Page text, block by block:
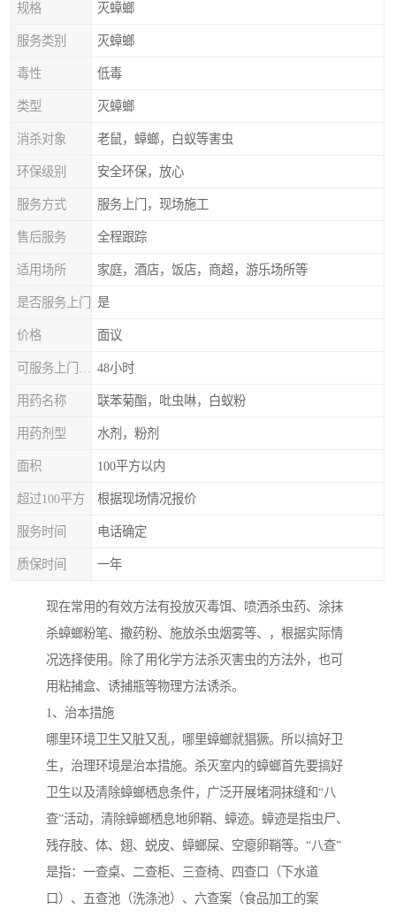
规格 灭蟑螂
服务类别 灭蟑螂
毒性 低毒
类型 灭蟑螂
消杀对象 老鼠，蟑螂，白蚁等害虫
环保级别 安全环保，放心
服务方式 服务上门，现场施工
售后服务 全程跟踪
适用场所 家庭，酒店，饭店，商超，游乐场所等
是否服务上门 是
价格 面议
48小时
用药名称 联苯菊酯，吡虫啉，白蚁粉
用药剂型 水剂，粉剂
面积 100平方以内
超过100平方 根据现场情况报价
服务时间 电话确定
质保时间 一年
现在常用的有效方法有投放灭毒饵、喷洒杀虫药、涂抹
杀蟑螂粉笔、撒药粉、施放杀虫烟雾等、，根据实际情
况选择使用。除了用化学方法杀灭害虫的方法外，也可
用粘捕盒、诱捕瓶等物理方法诱杀。
1、治本措施
哪里环境卫生又脏又乱，哪里蟑螂就猖獗。所以搞好卫
生，治理环境是治本措施。杀灭室内的蟑螂首先要搞好
卫生以及清除蟑螂栖息条件，广泛开展堵洞抹缝和“八
查”活动，清除蟑螂栖息地卵鞘、蟑迹。蟑迹是指虫尸、
残存肢、体、翅、蜕皮、蟑螂屎、空瘪卵鞘等。“八查”
是指：一查桌、二查柜、三查椅、四查口（下水道
口）、五查池（洗涤池）、六查案（食品加工的案